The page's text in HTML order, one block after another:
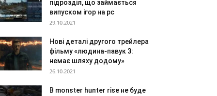
підрозділ, що займається
випуском ігор на pc
29.10.2021
Нові деталі другого трейлера
фільму «людина-павук 3:
немає шляху додому»
26.10.2021
В monster hunter rise не буде